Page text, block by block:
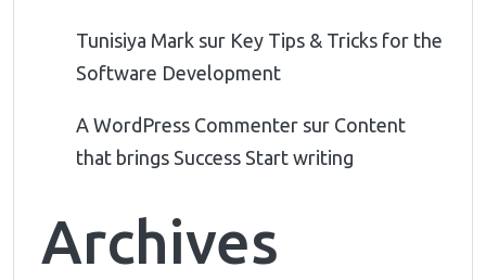
Tunisiya Mark sur Key Tips & Tricks for the
Software Development
A WordPress Commenter sur Content
that brings Success Start writing
Archives